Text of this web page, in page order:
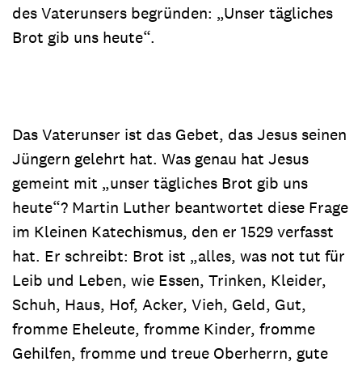
des Vaterunsers begründen: „Unser tägliches
Brot gib uns heute“.
Das Vaterunser ist das Gebet, das Jesus seinen
Jüngern gelehrt hat. Was genau hat Jesus
gemeint mit „unser tägliches Brot gib uns
heute“? Martin Luther beantwortet diese Frage
im Kleinen Katechismus, den er 1529 verfasst
hat. Er schreibt: Brot ist „alles, was not tut für
Leib und Leben, wie Essen, Trinken, Kleider,
Schuh, Haus, Hof, Acker, Vieh, Geld, Gut,
fromme Eheleute, fromme Kinder, fromme
Gehilfen, fromme und treue Oberherrn, gute